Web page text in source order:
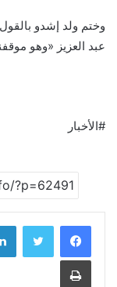
وختم ولد إشدو
عبد العزيز «وهو
#الأخبار
طباعة